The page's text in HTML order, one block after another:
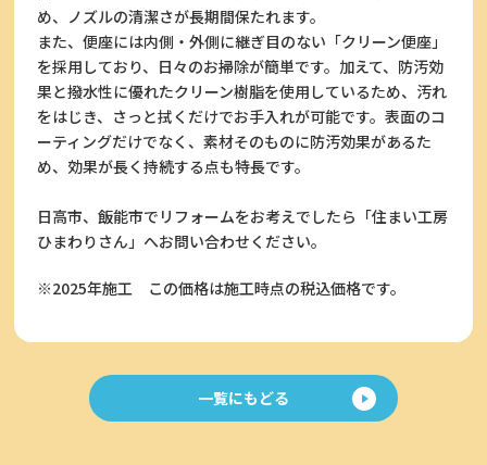
め、ノズルの清潔さが長期間保たれます。
また、便座には内側・外側に継ぎ目のない「クリーン便座」
を採用しており、日々のお掃除が簡単です。加えて、防汚効
果と撥水性に優れたクリーン樹脂を使用しているため、汚れ
をはじき、さっと拭くだけでお手入れが可能です。表面のコ
ーティングだけでなく、素材そのものに防汚効果があるた
め、効果が長く持続する点も特長です。
日高市、飯能市でリフォームをお考えでしたら「住まい工房
ひまわりさん」へお問い合わせください。
※2025年施工 この価格は施工時点の税込価格です。
一覧にもどる